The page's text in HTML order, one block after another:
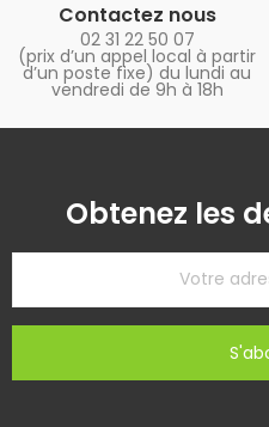
Contactez nous
02 31 22 50 07
(prix d’un appel local à partir
d’un poste fixe) du lundi au
vendredi de 9h à 18h
Obtenez les